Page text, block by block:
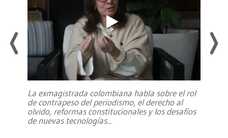
La exmagistrada colombiana habla sobre el rol
de contrapeso del periodismo, el derecho al
olvido, reformas constitucionales y los desafíos
de nuevas tecnologías...